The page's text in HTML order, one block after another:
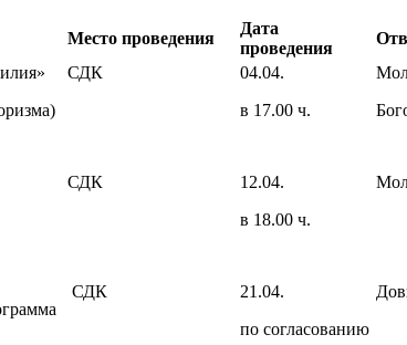
Место проведения
Дата
проведения
СДК
04.04.
в 17.00 ч.
СДК
12.04.
в 18.00 ч.
СДК
21.04.
по согласованию